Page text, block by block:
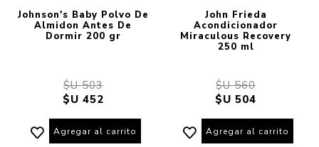
Johnson's Baby Polvo De
Almidon Antes De
Dormir 200 gr
$U 503
$U 452
Agregar al carrito
John Frieda
Acondicionador
Miraculous Recovery
250 ml
$U 560
$U 504
Agregar al carrito